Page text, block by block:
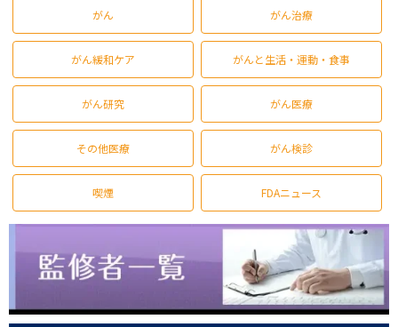
がん がん治療
がん緩和ケア がんと生活・運動・食事
がん研究 がん医療
その他医療 がん検診
喫煙 FDAニュース